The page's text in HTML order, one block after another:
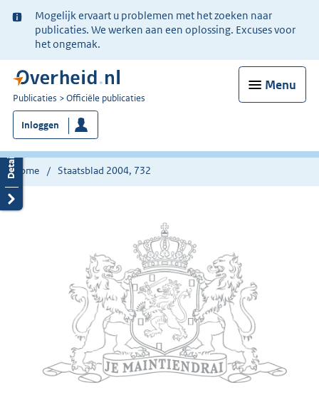
Ter
informatie:
Mogelijk ervaart u problemen met het zoeken naar
publicaties. We werken aan een oplossing. Excuses voor
het ongemak.
Menu
U
bent
nu
hier:
Publicaties Officiële publicaties
Inloggen
Home Staatsblad 2004, 732